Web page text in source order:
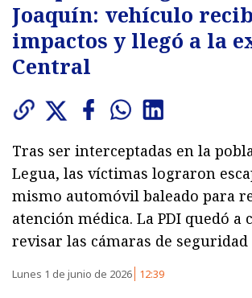
Joaquín: vehículo
impactos y llegó a la
Central
Tras ser interceptadas en la
Legua, las víctimas lograron
mismo automóvil baleado para
atención médica. La PDI quedó a
revisar las cámaras de seguridad
Lunes 1 de junio de 2026 12:39